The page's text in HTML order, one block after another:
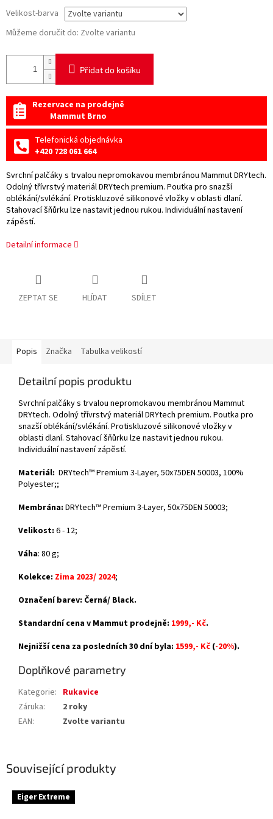
Velikost-barva
Můžeme doručit do: Zvolte variantu
Přidat do košíku
Rezervace na prodejně
Mammut Brno
Telefonická objednávka
+420 728 061 664
Svrchní palčáky s trvalou nepromokavou membránou Mammut DRYtech.
Odolný třívrstvý materiál DRYtech premium. Poutka pro snazší
oblékání/svlékání. Protiskluzové silikonové vložky v oblasti dlaní.
Stahovací šňůrku lze nastavit jednou rukou. Individuální nastavení
zápěstí.
Detailní informace
ZEPTAT SE HLÍDAT SDÍLET
Související produkty
Eiger Extreme
Popis Značka Tabulka velikostí
Detailní popis produktu
Svrchní palčáky s trvalou nepromokavou membránou Mammut
DRYtech. Odolný třívrstvý materiál DRYtech premium. Poutka pro
snazší oblékání/svlékání. Protiskluzové silikonové vložky v
oblasti dlaní. Stahovací šňůrku lze nastavit jednou rukou.
Individuální nastavení zápěstí.
Materiál: DRYtech™ Premium 3-Layer, 50x75DEN 50003, 100%
Polyester;;
Membrána: DRYtech™ Premium 3-Layer, 50x75DEN 50003;
Velikost: 6 - 12;
Váha: 80 g;
Kolekce: Zima 2023/ 2024;
Označení barev: Černá/ Black.
Standardní cena v Mammut prodejně: 1999,- Kč.
Nejnižší cena za posledních 30 dní byla: 1599,- Kč (-20%).
Doplňkové parametry
Kategorie: Rukavice
Záruka:
2 roky
EAN: Zvolte variantu